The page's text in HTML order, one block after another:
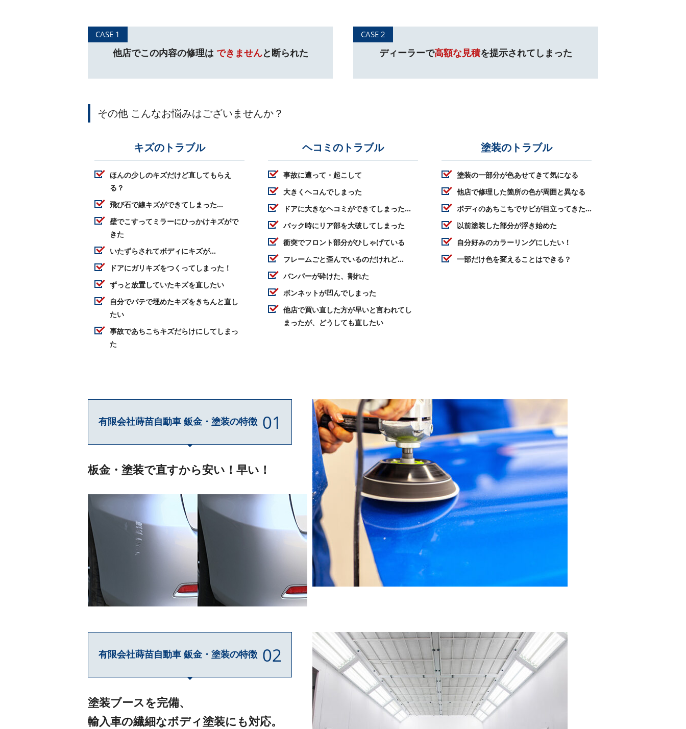
CASE 1
他店でこの内容の修理は できませんと断られた
CASE 2
ディーラーで高額な見積を提示されてしまった
その他 こんなお悩みはございませんか？
キズのトラブル
ほんの少しのキズだけど直してもらえ
る？
飛び石で線キズができてしまった…
壁でこすってミラーにひっかけキズがで
きた
いたずらされてボディにキズが…
ドアにガリキズをつくってしまった！
ずっと放置していたキズを直したい
自分でパテで埋めたキズをきちんと直し
たい
事故であちこちキズだらけにしてしまっ
た
ヘコミのトラブル
事故に遭って・起こして
大きくヘコんでしまった
ドアに大きなヘコミができてしまった…
バック時にリア部を大破してしまった
衝突でフロント部分がひしゃげている
フレームごと歪んでいるのだけれど…
バンパーが砕けた、割れた
ボンネットが凹んでしまった
他店で買い直した方が早いと言われてし
まったが、どうしても直したい
塗装のトラブル
塗装の一部分が色あせてきて気になる
他店で修理した箇所の色が周囲と異なる
ボディのあちこちでサビが目立ってきた…
以前塗装した部分が浮き始めた
自分好みのカラーリングにしたい！
一部だけ色を変えることはできる？
有限会社蒔苗自動車 鈑金・塗装の特徴 01
板金・塗装で直すから安い！早い！
有限会社蒔苗自動車 鈑金・塗装の特徴 02
塗装ブースを完備、
輸入車の繊細なボディ塗装にも対応。